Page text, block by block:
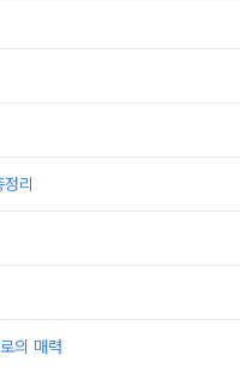
리
의 매력